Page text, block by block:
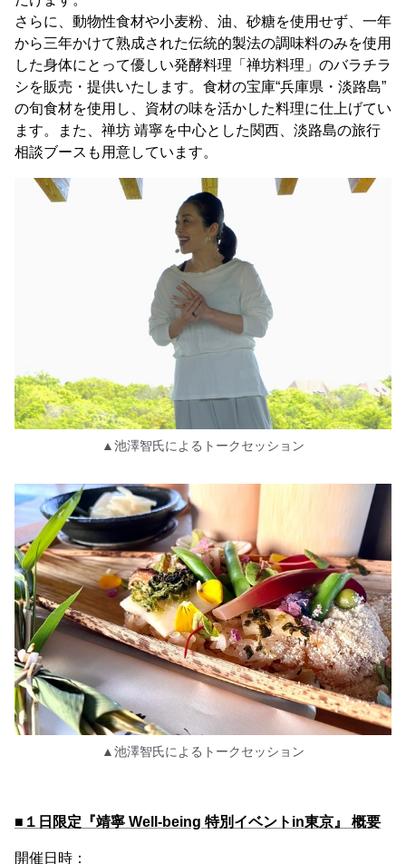
さらに、動物性食材や小麦粉、油、砂糖を使用せず、一年
から三年かけて熟成された伝統的製法の調味料のみを使用
した身体にとって優しい発酵料理「禅坊料理」のバラチラ
シを販売・提供いたします。食材の宝庫“兵庫県・淡路島”
の旬食材を使用し、資材の味を活かした料理に仕上げてい
ます。また、禅坊 靖寧を中心とした関西、淡路島の旅行
相談ブースも用意しています。
▲池澤智氏によるトークセッション
▲池澤智氏によるトークセッション
■１日限定『靖寧 Well-being 特別イベントin東京』 概要
開催日時：